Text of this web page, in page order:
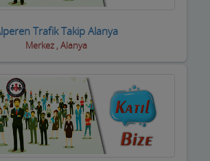
Trafik Takip Alanya
Merkez , Alanya